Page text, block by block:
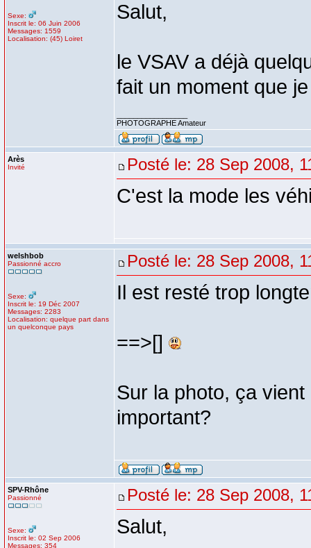
Sexe:
Inscrit le: 06 Juin 2006
Messages: 1559
Localisation: (45) Loiret
Salut,
le VSAV a déjà
fait un moment que
PHOTOGRAPHE Amateur
Arès
Invité Posté le: 28 Sep 2008,
C'est la mode les
welshbob
Passionné accro
Sexe:
Inscrit le: 19 Déc 2007
Messages: 2283
Localisation: quelque part dans
un quelconque pays
Posté le: 28 Sep 2008,
Il est resté trop
==>[]
Sur la photo, ça
important?
SPV-Rhône
Passionné
Sexe:
Inscrit le: 02 Sep 2006
Messages: 354
Posté le: 28 Sep 2008,
Salut,